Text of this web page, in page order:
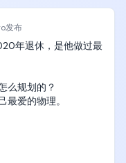
发布
年退休，是他做过最
么规划的？
最爱的物理。
了。